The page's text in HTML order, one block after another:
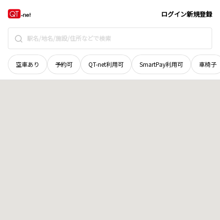
ログイン新規登録
空車あり 予約可 QT-net利用可 SmartPay利用可 車椅子
徳島県